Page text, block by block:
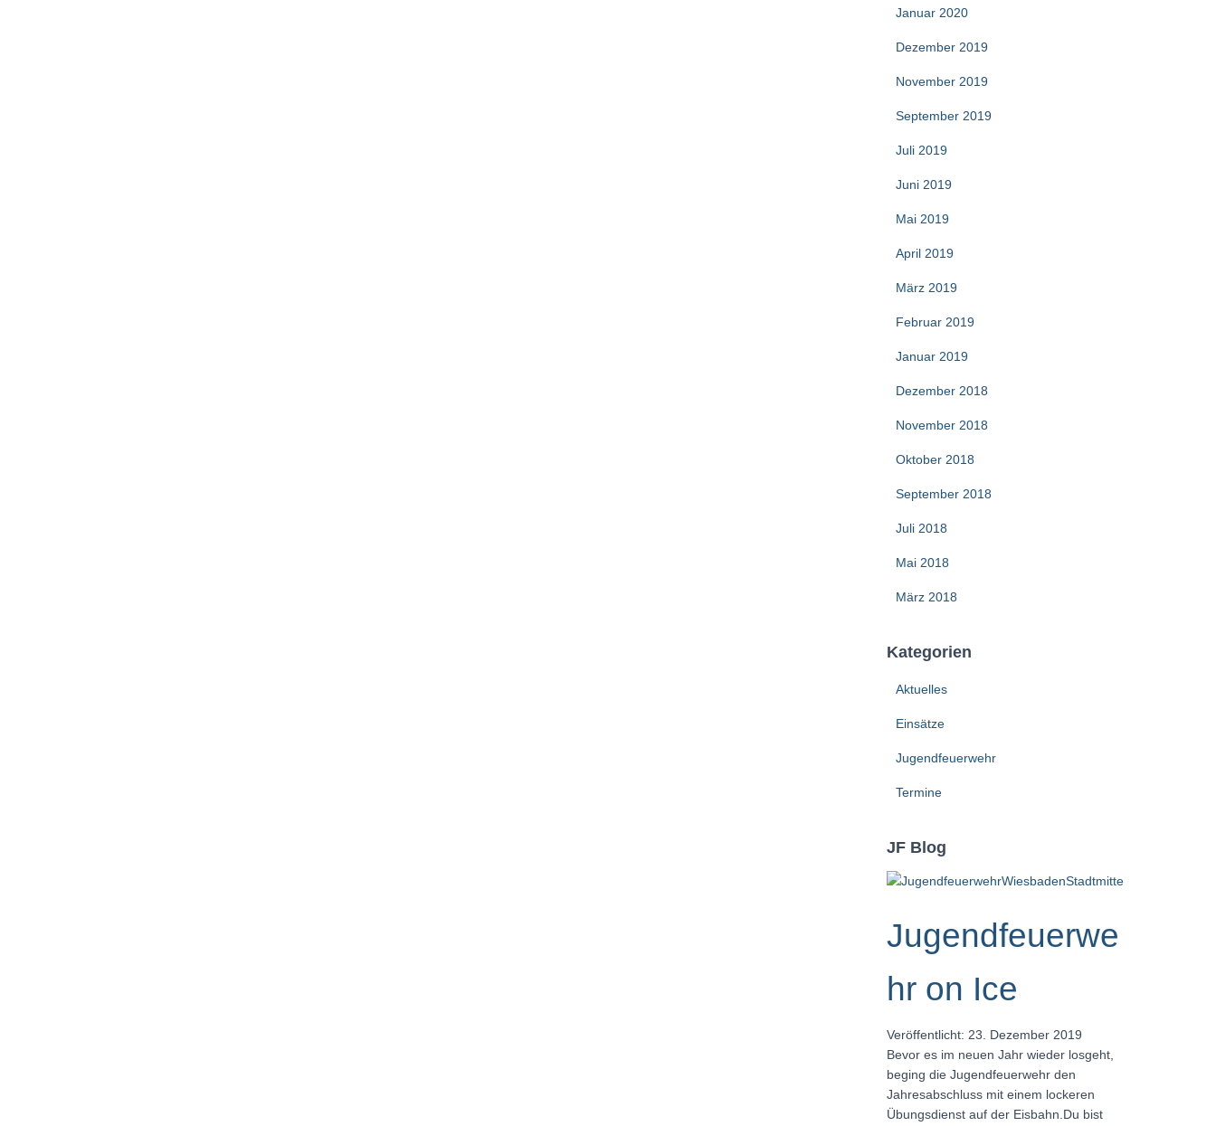
Januar 2020
Dezember 2019
November 2019
September 2019
Juli 2019
Juni 2019
Mai 2019
April 2019
März 2019
Februar 2019
Januar 2019
Dezember 2018
November 2018
Oktober 2018
September 2018
Juli 2018
Mai 2018
März 2018
Kategorien
Aktuelles
Einsätze
Jugendfeuerwehr
Termine
JF Blog
Jugendfeuerwe
hr on Ice
Veröffentlicht: 23. Dezember 2019
Bevor es im neuen Jahr wieder losgeht,
beging die Jugendfeuerwehr den
Jahresabschluss mit einem lockeren
Übungsdienst auf der Eisbahn.Du bist